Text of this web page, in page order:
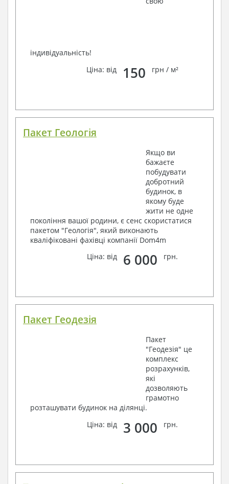
індивідуальність!
Ціна: від
150 грн / м²
Пакет Геологія
Якщо ви
бажаєте
побудувати
добротний
будинок, в
якому буде
жити не одне
покоління вашої родини, є сенс скористатися
пакетом "Геологія", який виконають
кваліфіковані фахівці компанії Dom4m
Ціна: від
6 000 грн.
Пакет Геодезія
Пакет
"Геодезія" це
комплекс
розрахунків,
які
дозволяють
грамотно
розташувати будинок на ділянці.
Ціна: від
3 000 грн.